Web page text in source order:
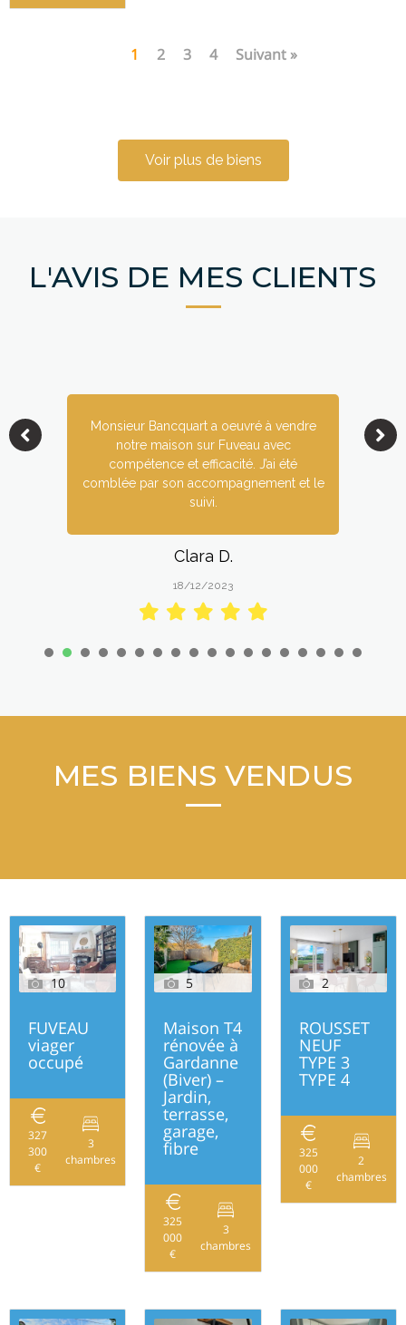
1 2 3 4 Suivant »
Voir plus de biens
L'AVIS DE MES CLIENTS
Monsieur Bancquart a oeuvré à vendre
notre maison sur Fuveau avec
compétence et efficacité. J’ai été
comblée par son accompagnement et le
suivi.
Clara D.
18/12/2023
1 2 3 4 5 6 7 8 9
1
1
MES BIENS VENDUS
10
FUVEAU
viager
occupé
327
300
€
3
chambres
5
Maison T4
rénovée à
Gardanne
(Biver) –
Jardin,
terrasse,
garage,
fibre
325
000
€
3
chambres
2
ROUSSET
NEUF
TYPE 3
TYPE 4
325
000
€
2
chambres